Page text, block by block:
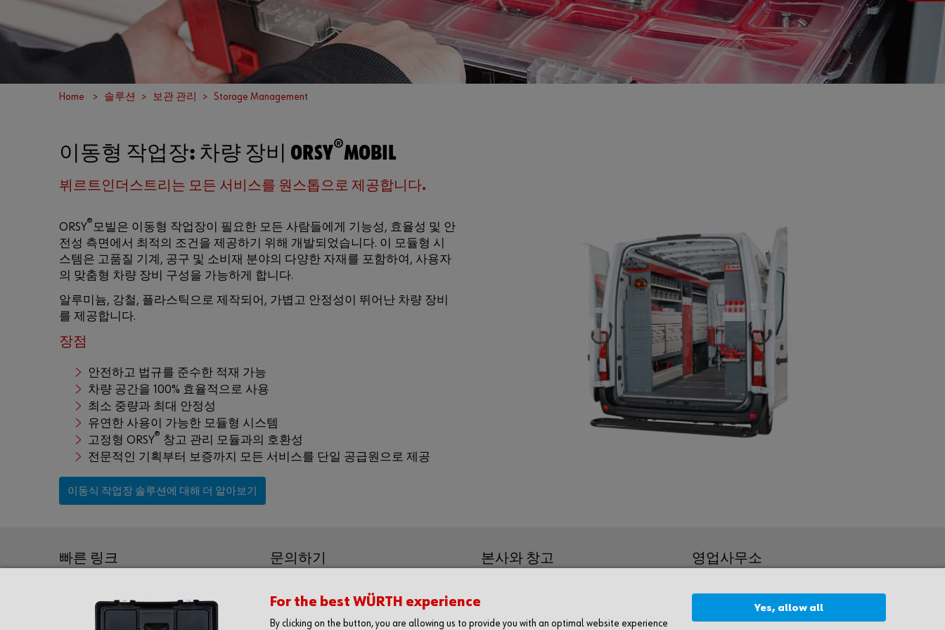
Home 솔루션 보관 관리 Storage Management
이동형 작업장: 차량 장비 ORSY®MOBIL
뷔르트인더스트리는 모든 서비스를 원스톱으로 제공합니다.
ORSY®모빌은 이동형 작업장이 필요한 모든 사람들에게 기능성, 효율성 및 안
전성 측면에서 최적의 조건을 제공하기 위해 개발되었습니다. 이 모듈형 시
스템은 고품질 기계, 공구 및 소비재 분야의 다양한 자재를 포함하여, 사용자
의 맞춤형 차량 장비 구성을 가능하게 합니다.
알루미늄, 강철, 플라스틱으로 제작되어, 가볍고 안정성이 뛰어난 차량 장비
를 제공합니다.
장점
안전하고 법규를 준수한 적재 가능
차량 공간을 100% 효율적으로 사용
최소 중량과 최대 안정성
유연한 사용이 가능한 모듈형 시스템
고정형 ORSY® 창고 관리 모듈과의 호환성
전문적인 기획부터 보증까지 모든 서비스를 단일 공급원으로 제공
이동식 작업장 솔루션에 대해 더 알아보기
빠른 링크 문의하기
(031) 675-7311
본사와 창고
291-25, Bagaewonsam-ro, Bagae-myeon,
영업사무소
더퍼스트타워2차 1616호(18469)
For the best WÜRTH experience
By clicking on the button, you are allowing us to provide you with an optimal website experience
Yes, allow all